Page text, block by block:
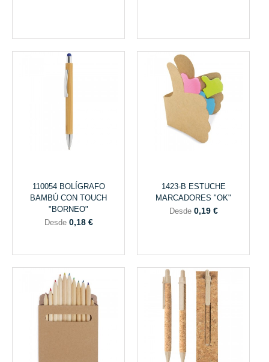
110054 BOLÍGRAFO
BAMBÚ CON TOUCH
"BORNEO"
Desde 0,18 €
1423-B ESTUCHE
MARCADORES "OK"
Desde 0,19 €